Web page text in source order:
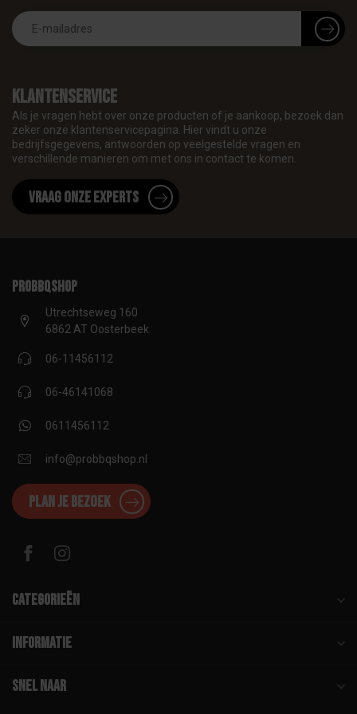
Klantenservice
Als je vragen hebt over onze producten of je aankoop, bezoek dan
zeker onze klantenservicepagina. Hier vindt u onze
bedrijfsgegevens, antwoorden op veelgestelde vragen en
verschillende manieren om met ons in contact te komen.
Vraag onze experts
proBBQshop
Utrechtseweg 160
6862 AT Oosterbeek
06-11456112
06-46141068
0611456112
info@probbqshop.nl
Plan je bezoek
Categorieën
Informatie
Snel naar